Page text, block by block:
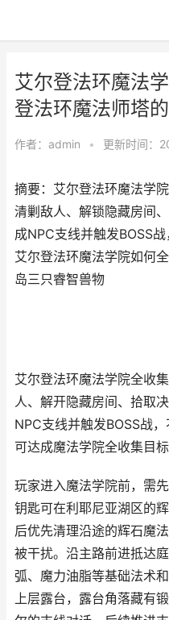
艾尔登法环魔法
登法环魔法师塔
作者： admin • 更新时间：
摘要：艾尔登法环魔法学
清剿敌人、解锁隐藏房间
成NPC支线并触发BOSS
艾尔登法环魔法学院如何
岛三只睿智兽物
艾尔登法环魔法学院全收
人、解开隐藏房间、拾取
NPC支线并触发BOSS战
可达成魔法学院全收集目标
玩家进入魔法学院前，需
钥匙可在利耶尼亚湖区的
后优先清理沿途的辉石魔
被干扰。沿主路前进抵达
弧、魔力油脂等基础法术
上层露台，露台角落藏有